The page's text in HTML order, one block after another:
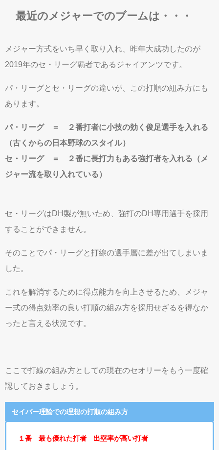
最近のメジャーでのブームは・・・
メジャー方式をいち早く取り入れ、昨年大成功したのが
2019年のセ・リーグ覇者であるジャイアンツです。
パ・リーグとセ・リーグの違いが、この打順の組み方にも
あります。
パ・リーグ ＝ ２番打者に小技の効く俊足選手を入れる
（古くからの日本野球のスタイル）
セ・リーグ ＝ ２番に長打力もある強打者を入れる（メ
ジャー流を取り入れている）
セ・リーグはDH製が無いため、強打のDH専用選手を採用
することができません。
そのことでパ・リーグと打線の選手層に差が出てしまいま
した。
これを解消するために得点能力を向上させるため、メジャ
ー式の得点効率の良い打順の組み方を採用せざるを得なか
ったと言える状況です。
ここで打線の組み方としての現在のセオリーをもう一度確
認しておきましょう。
セイバー理論での理想の打順の組み方
１番 最も優れた打者 出塁率が高い打者